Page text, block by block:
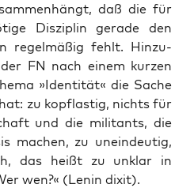
daß die für
Dis­zi­plin gera­de den
regel­mä­ßig fehlt. Hin­zu­
FN nach einem kur­zen
»Iden­ti­tät« die Sache
zu kopf­las­tig, nichts für
und die mili­tants, die
machen, zu unein­deu­tig,
das heißt zu unklar in
wen?« (Lenin dixit).